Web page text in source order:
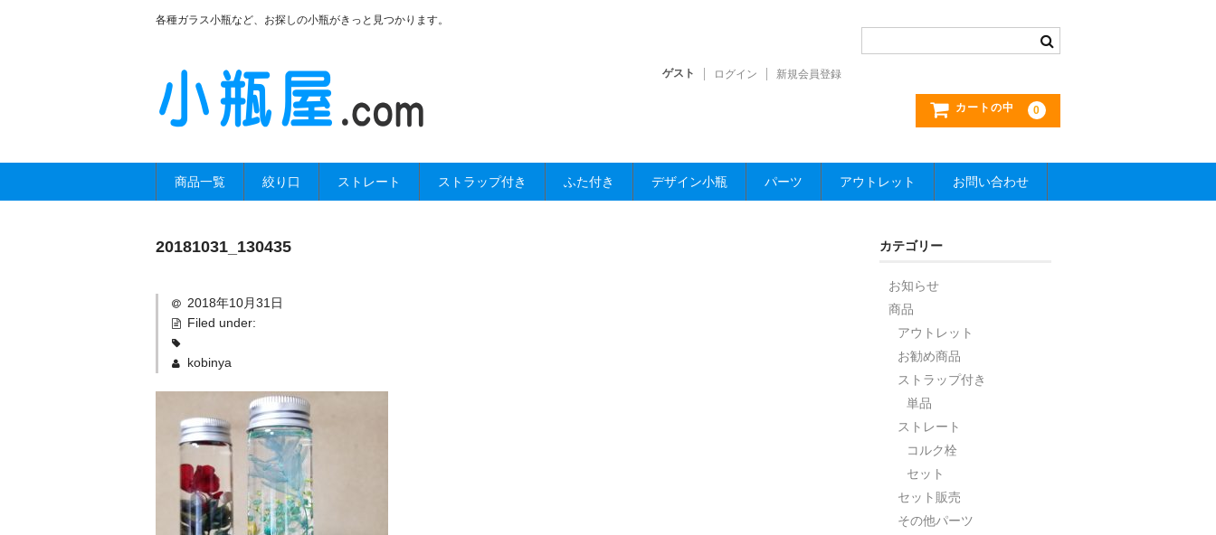
各種ガラス小瓶など、お探しの小瓶がきっと見つかります。
ゲスト ログイン 新規会員登録
カートの中 0
商品一覧 絞り口 ストレート ストラップ付き ふた付き デザイン小瓶 パーツ アウトレット お問い合わせ
20181031_130435
2018年10月31日
Filed under:
kobinya
カテゴリー
お知らせ
商品
アウトレット
お勧め商品
ストラップ付き
単品
ストレート
コルク栓
セット
セット販売
その他パーツ